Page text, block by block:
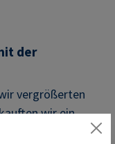
der
vergrößerten
wir ein